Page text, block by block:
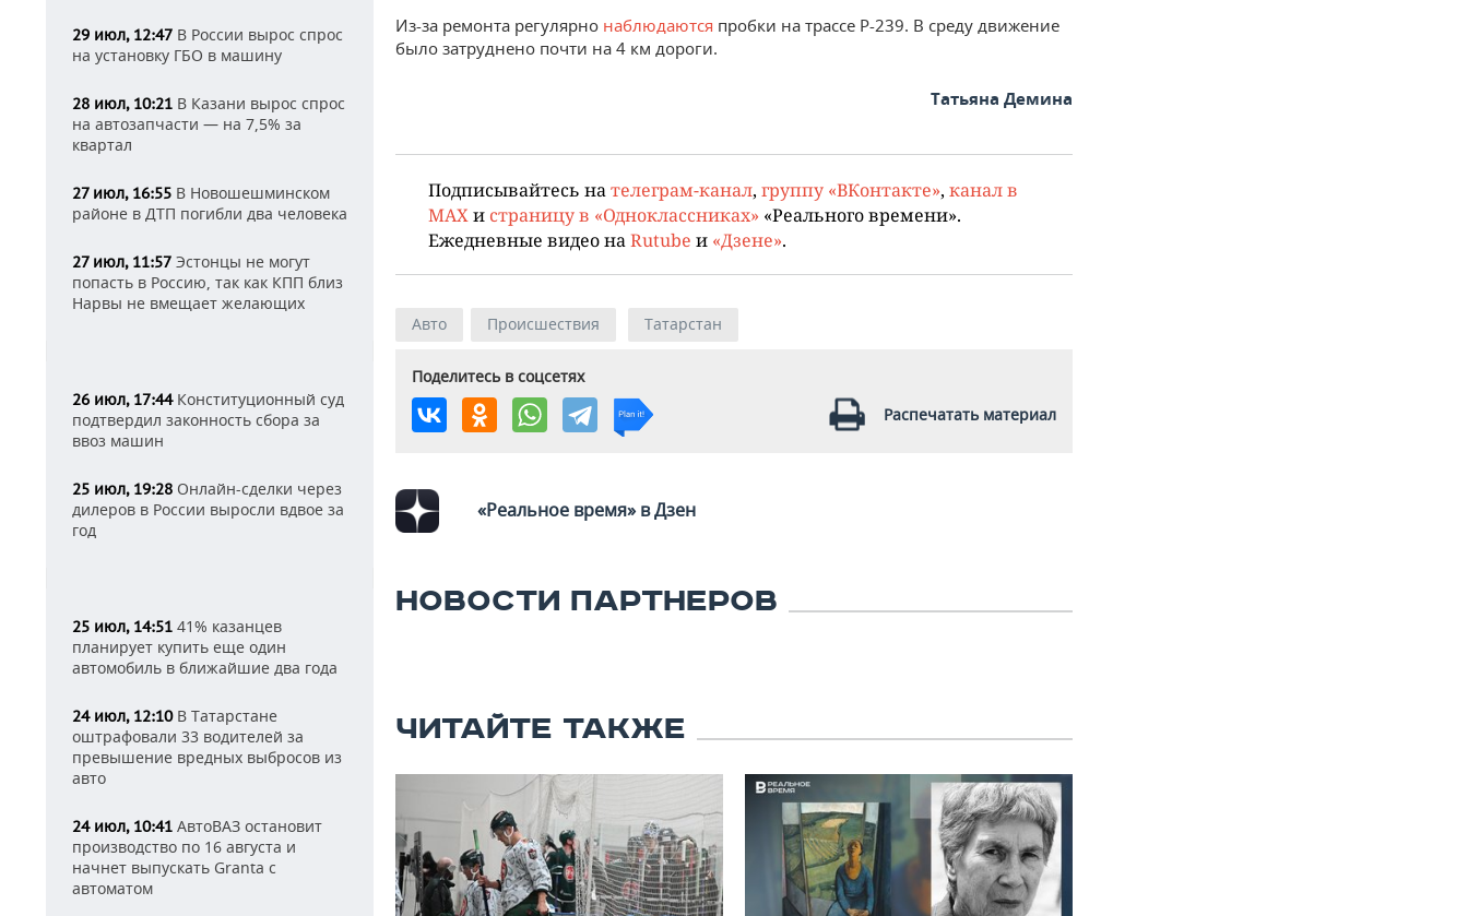
29 июл, 12:47 В России вырос спрос
на установку ГБО в машину
28 июл, 10:21 В Казани вырос спрос
на автозапчасти — на 7,5% за
квартал
27 июл, 16:55 В Новошешминском
районе в ДТП погибли два человека
27 июл, 11:57 Эстонцы не могут
попасть в Россию, так как КПП близ
Нарвы не вмещает желающих
26 июл, 17:44Конституционный суд
подтвердил законность сбора за
ввоз машин
25 июл, 19:28 Онлайн-сделки через
дилеров в России выросли вдвое за
год
25 июл, 14:51 41% казанцев
планирует купить еще один
автомобиль в ближайшие два года
24 июл, 12:10В Татарстане
оштрафовали 33 водителей за
превышение вредных выбросов из
авто
24 июл, 10:41 АвтоВАЗ остановит
производство по 16 августа и
начнет выпускать Granta с
автоматом
Из-за ремонта регулярно наблюдаются пробки на трассе Р-239. В среду движение
было затруднено почти на 4 км дороги.
Татьяна Демина
Подписывайтесь нателеграм-канал, группу «ВКонтакте», канал в
MAXи страницу в «Одноклассниках» «Реального времени».
Ежедневные видео наRutube и «Дзене».
Авто Происшествия Татарстан
Поделитесь в соцсетях
Распечатать материал
«Реальное время» в Дзен
НОВОСТИ ПАРТНЕРОВ
ЧИТАЙТЕ ТАКЖЕ